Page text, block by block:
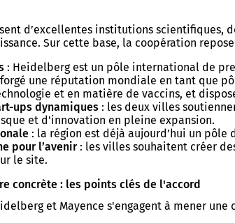
d’excellentes institutions scientifiques,
Sur cette base, la coopération
: Heidelberg est un pôle international de
forgé une réputation mondiale en tant que
et en matière de vaccins, et
ups dynamiques : les deux villes
et d'innovation en pleine expansion.
: la région est déjà aujourd’hui un
pour l’avenir: les villes souhaitent créer
le site.
concrète : les points clés de l'accord
et Mayence s'engagent à mener